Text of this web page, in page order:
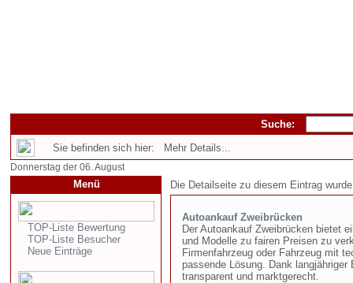
Suche:
Sie befinden sich hier: Mehr Details...
Donnerstag der 06. August
Menü
TOP-Liste Bewertung
TOP-Liste Besucher
Neue Einträge
Die Detailseite zu diesem Eintrag
Autoankauf Zweibrücken
Der Autoankauf Zweibrücken bietet
und Modelle zu fairen Preisen zu
Firmenfahrzeug oder Fahrzeug mit
passende Lösung. Dank
transparent und marktgerecht.